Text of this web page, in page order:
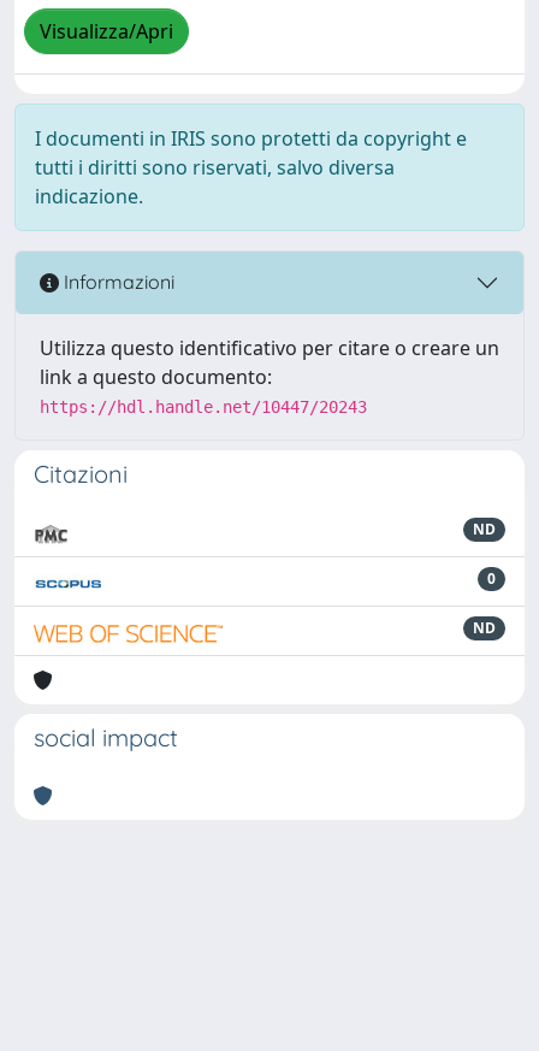
Visualizza/Apri
I documenti in IRIS sono protetti da copyright e
tutti i diritti sono riservati, salvo diversa
indicazione.
Informazioni
Utilizza questo identificativo per citare o creare un
link a questo documento:
https://hdl.handle.net/10447/20243
Citazioni
ND
0
ND
social impact